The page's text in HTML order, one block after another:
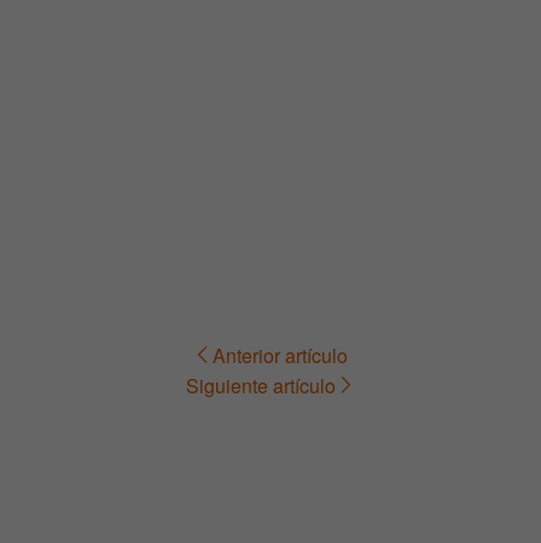
Navegación Anterior artículo
Siguiente artículo